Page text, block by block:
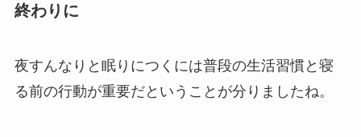
終わりに
夜すんなりと眠りにつくには普段の生活習慣と寝
る前の行動が重要だということが分りましたね。